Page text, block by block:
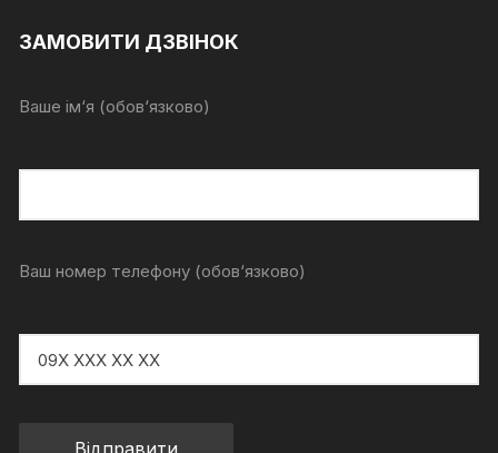
ЗАМОВИТИ ДЗВІНОК
Ваше ім‘я (обов‘язково)
Ваш номер телефону (обов‘язково)